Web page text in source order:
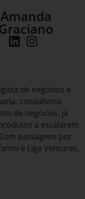
Amanda
Graciano
de negócios e
consultoria
de negócios, já
a escalarem
passagens por
e Liga Ventures,